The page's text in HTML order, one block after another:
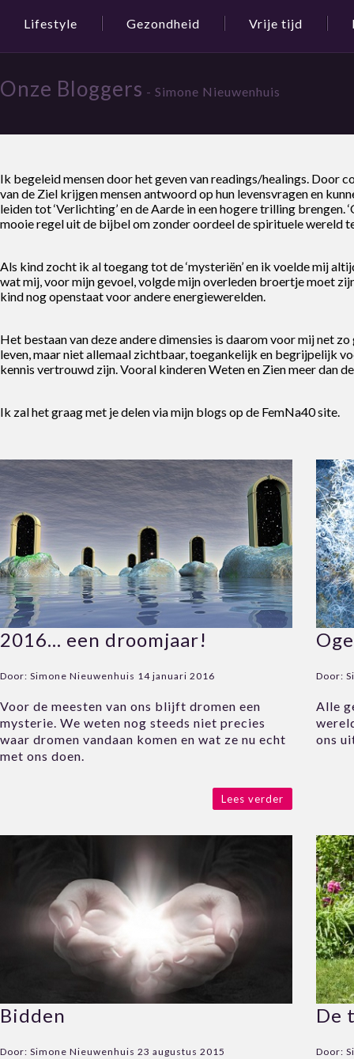
Lifestyle Gezondheid Vrije tijd
Onze Bloggers - Simone Nieuwenhuis
Ik begeleid mensen door het geven van readings/healings. Door
van de Ziel krijgen mensen antwoord op hun levensvragen en
leiden tot ‘Verlichting’ en de Aarde in een hogere trilling brengen.
mooie regel uit de bijbel om zonder oordeel de spirituele wereld
Als kind zocht ik al toegang tot de ‘mysteriën’ en ik voelde mij
wat mij, voor mijn gevoel, volgde mijn overleden broertje moet
kind nog openstaat voor andere energiewerelden.
Het bestaan van deze andere dimensies is daarom voor mij net
leven, maar niet allemaal zichtbaar, toegankelijk en begrijpelijk
kennis vertrouwd zijn. Vooral kinderen Weten en Zien meer dan
Ik zal het graag met je delen via mijn blogs op de FemNa40 site.
2016… een droomjaar!
Door: Simone Nieuwenhuis 14 januari 2016
Voor de meesten van ons blijft dromen een
mysterie. We weten nog steeds niet precies
waar dromen vandaan komen en wat ze nu echt
met ons doen.
Lees verder
Door:
Alle
ons
Bidden
Door: Simone Nieuwenhuis 23 augustus 2015
De
Door: